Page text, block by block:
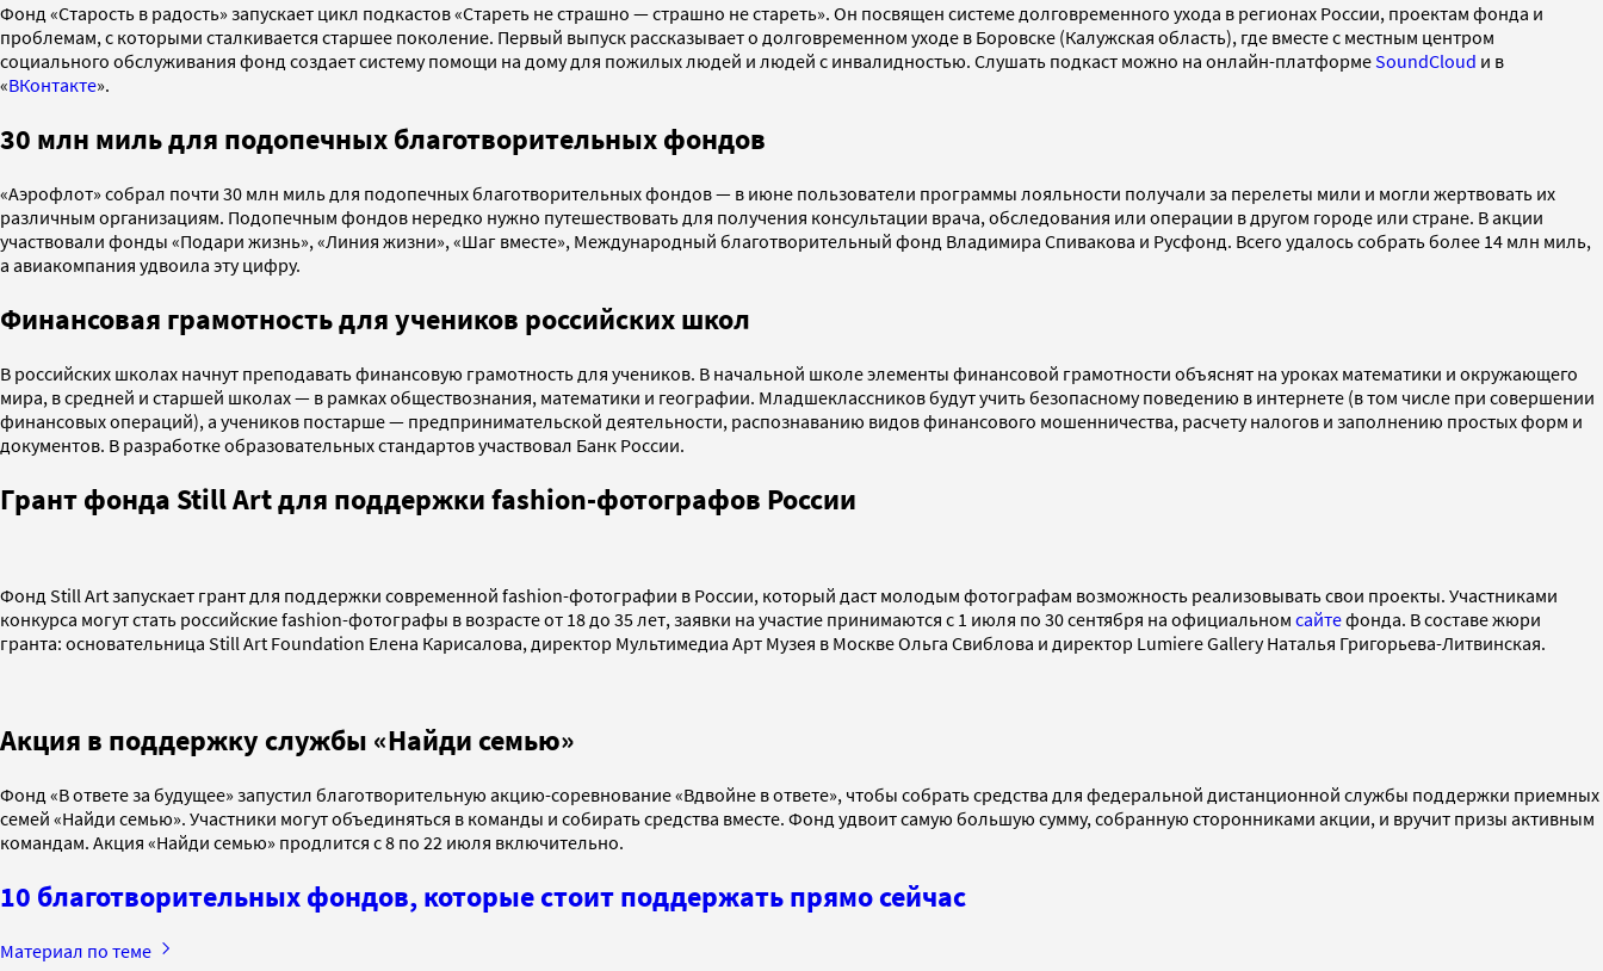
Фонд «Старость в радость» запускает цикл подкастов «Стареть не страшно — страшно не стареть». Он посвящен системе долговременного ухода в регионах России, проектам фонда и
проблемам, с которыми сталкивается старшее поколение. Первый выпуск рассказывает о долговременном уходе в Боровске (Калужская область), где вместе с местным центром
социального обслуживания фонд создает систему помощи на дому для пожилых людей и людей с инвалидностью. Слушать подкаст можно на онлайн-платформеSoundCloud и в
«ВКонтакте».
30 млн миль для подопечных благотворительных фондов
«Аэрофлот» собрал почти 30 млн миль для подопечных благотворительных фондов — в июне пользователи программы лояльности получали за перелеты мили и могли жертвовать их
различным организациям. Подопечным фондов нередко нужно путешествовать для получения консультации врача, обследования или операции в другом городе или стране. В акции
участвовали фонды «Подари жизнь», «Линия жизни», «Шаг вместе», Международный благотворительный фонд Владимира Спивакова и Русфонд. Всего удалось собрать более 14 млн миль,
а авиакомпания удвоила эту цифру.
Финансовая грамотность для учеников российских школ
В российских школах начнут преподавать финансовую грамотность для учеников. В начальной школе элементы финансовой грамотности объяснят на уроках математики и окружающего
мира, в средней и старшей школах — в рамках обществознания, математики и географии. Младшеклассников будут учить безопасному поведению в интернете (в том числе при совершении
финансовых операций), а учеников постарше — предпринимательской деятельности, распознаванию видов финансового мошенничества, расчету налогов и заполнению простых форм и
документов. В разработке образовательных стандартов участвовал Банк России.
Грант фонда Still Art для поддержки fashion-фотографов России
Фонд Still Art запускает грант для поддержки современной fashion-фотографии в России, который даст молодым фотографам возможность реализовывать свои проекты. Участниками
конкурса могут стать российские fashion-фотографы в возрасте от 18 до 35 лет, заявки на участие принимаются с 1 июля по 30 сентября на официальном сайтефонда. В составе жюри
гранта: основательница Still Art Foundation Елена Карисалова, директор Мультимедиа Арт Музея в Москве Ольга Свиблова и директор Lumiere Gallery Наталья Григорьева-Литвинская.
Акция в поддержку службы «Найди семью»
Фонд «В ответе за будущее» запустил благотворительную акцию-соревнование «Вдвойне в ответе», чтобы собрать средства для федеральной дистанционной службы поддержки приемных
семей «Найди семью». Участники могут объединяться в команды и собирать средства вместе. Фонд удвоит самую большую сумму, собранную сторонниками акции, и вручит призы активным
командам. Акция «Найди семью» продлится с 8 по 22 июля включительно.
10 благотворительных фондов, которые стоит поддержать прямо сейчас
Материал по теме